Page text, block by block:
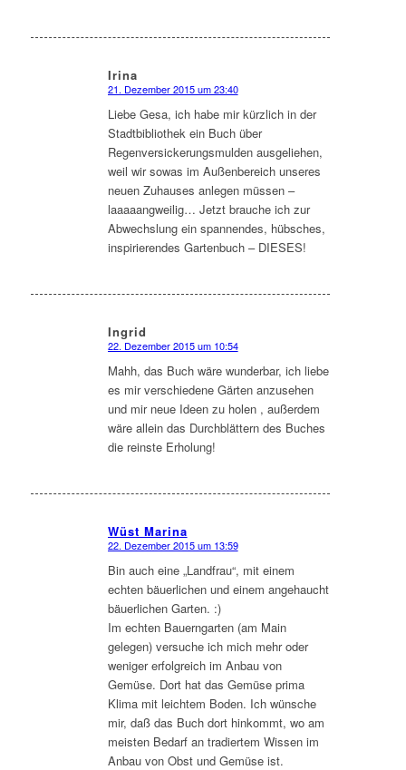
Irina
sagte:
21. Dezember 2015 um 23:40
Liebe Gesa, ich habe mir kürzlich in der
Stadtbibliothek ein Buch über
Regenversickerungsmulden ausgeliehen,
weil wir sowas im Außenbereich unseres
neuen Zuhauses anlegen müssen –
laaaaangweilig… Jetzt brauche ich zur
Abwechslung ein spannendes, hübsches,
inspirierendes Gartenbuch – DIESES!
Ingrid
sagte:
22. Dezember 2015 um 10:54
Mahh, das Buch wäre wunderbar, ich liebe
es mir verschiedene Gärten anzusehen
und mir neue Ideen zu holen , außerdem
wäre allein das Durchblättern des Buches
die reinste Erholung!
Wüst Marina
sagte:
22. Dezember 2015 um 13:59
Bin auch eine „Landfrau“, mit einem
echten bäuerlichen und einem angehaucht
bäuerlichen Garten. :)
Im echten Bauerngarten (am Main
gelegen) versuche ich mich mehr oder
weniger erfolgreich im Anbau von
Gemüse. Dort hat das Gemüse prima
Klima mit leichtem Boden. Ich wünsche
mir, daß das Buch dort hinkommt, wo am
meisten Bedarf an tradiertem Wissen im
Anbau von Obst und Gemüse ist.